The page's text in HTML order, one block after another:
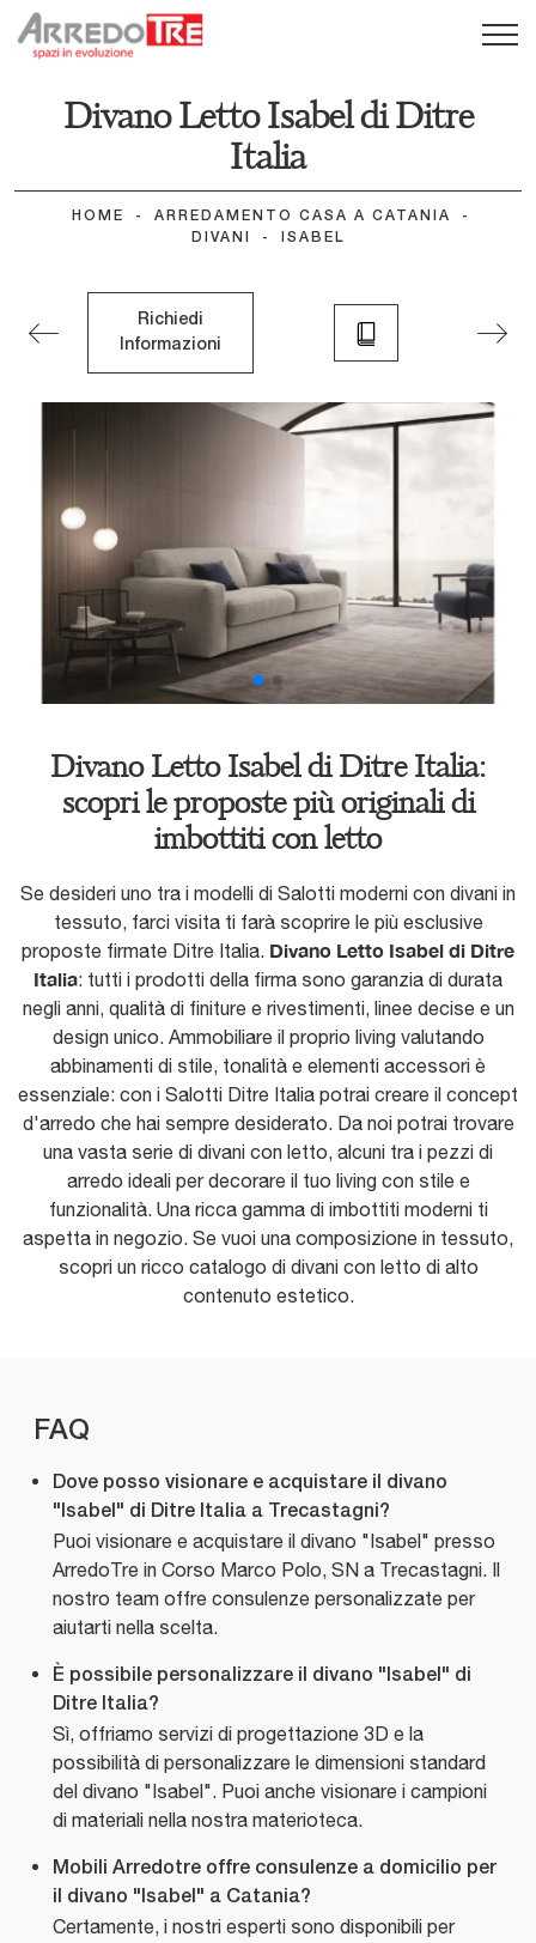
Divano Letto Isabel di Ditre
Italia
HOME - ARREDAMENTO CASA A CATANIA
-
DIVANI
- ISABEL
Richiedi
Informazioni
Divano Letto Isabel di Ditre Italia:
scopri le proposte più originali di
imbottiti con letto
Se desideri uno tra i modelli di Salotti moderni con divani in
tessuto, farci visita ti farà scoprire le più esclusive
proposte firmate Ditre Italia. Divano Letto Isabel di Ditre
Italia: tutti i prodotti della firma sono garanzia di durata
negli anni, qualità di finiture e rivestimenti, linee decise e un
design unico. Ammobiliare il proprio living valutando
abbinamenti di stile, tonalità e elementi accessori è
essenziale: con i Salotti Ditre Italia potrai creare il concept
d'arredo che hai sempre desiderato. Da noi potrai trovare
una vasta serie di divani con letto, alcuni tra i pezzi di
arredo ideali per decorare il tuo living con stile e
funzionalità. Una ricca gamma di imbottiti moderni ti
aspetta in negozio. Se vuoi una composizione in tessuto,
scopri un ricco catalogo di divani con letto di alto
contenuto estetico.
FAQ
Dove posso visionare e acquistare il divano
"Isabel" di Ditre Italia a Trecastagni?
Puoi visionare e acquistare il divano "Isabel" presso
ArredoTre in Corso Marco Polo, SN a Trecastagni. Il
nostro team offre consulenze personalizzate per
aiutarti nella scelta.
È possibile personalizzare il divano "Isabel" di
Ditre Italia?
Sì, offriamo servizi di progettazione 3D e la
possibilità di personalizzare le dimensioni standard
del divano "Isabel". Puoi anche visionare i campioni
di materiali nella nostra materioteca.
Mobili Arredotre offre consulenze a domicilio per
il divano "Isabel" a Catania?
Certamente, i nostri esperti sono disponibili per